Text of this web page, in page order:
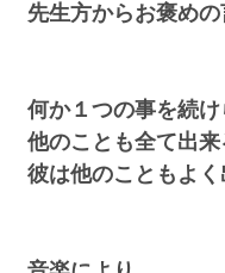
先生方からお褒め
何か１つの事を続
他のことも全て出
彼は他のこともよ